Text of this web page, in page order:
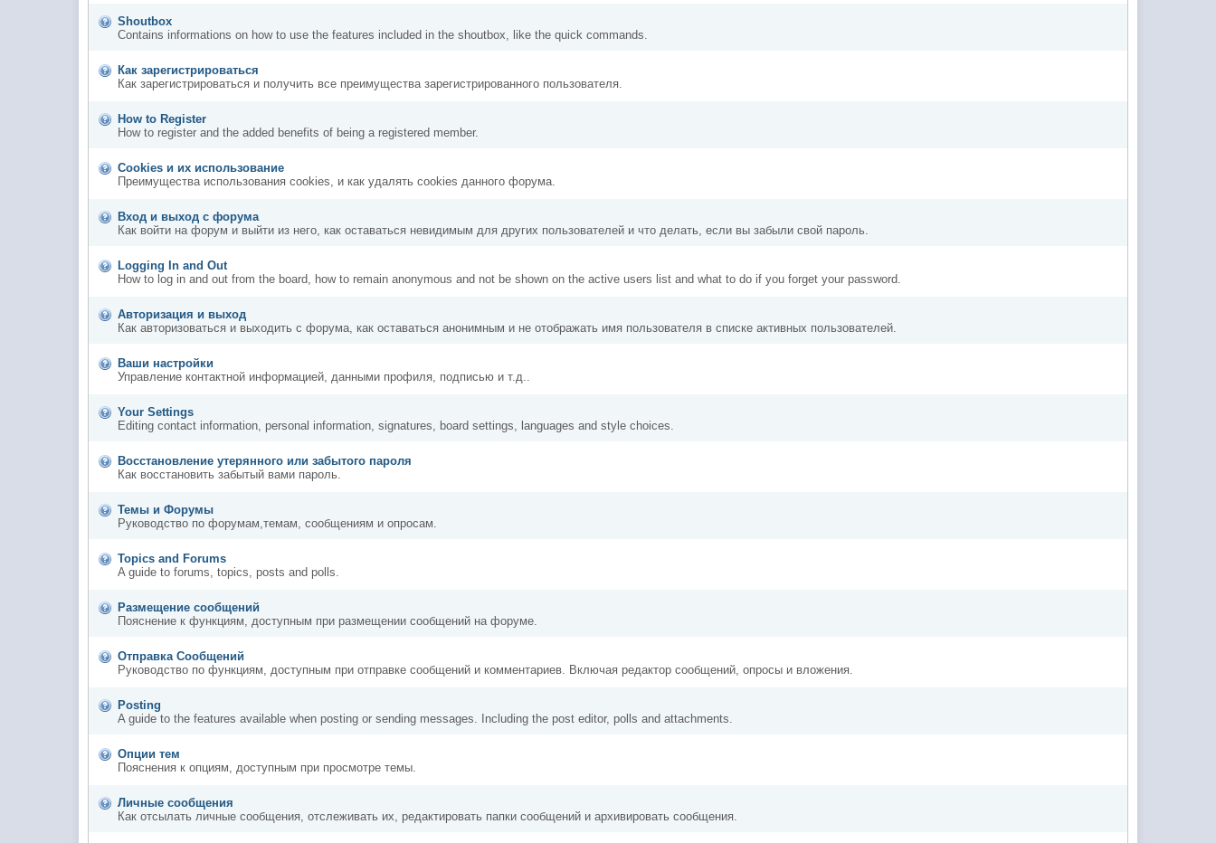
Shoutbox
Contains informations on how to use the features included in the shoutbox, like the quick commands.
Как зарегистрироваться
Как зарегистрироваться и получить все преимущества зарегистрированного пользователя.
How to Register
How to register and the added benefits of being a registered member.
Cookies и их использование
Преимущества использования cookies, и как удалять cookies данного форума.
Вход и выход с форума
Как войти на форум и выйти из него, как оставаться невидимым для других пользователей и что делать, если вы забыли свой пароль.
Logging In and Out
How to log in and out from the board, how to remain anonymous and not be shown on the active users list and what to do if you forget your password.
Авторизация и выход
Как авторизоваться и выходить с форума, как оставаться анонимным и не отображать имя пользователя в списке активных пользователей.
Ваши настройки
Управление контактной информацией, данными профиля, подписью и т.д..
Your Settings
Editing contact information, personal information, signatures, board settings, languages and style choices.
Восстановление утерянного или забытого пароля
Как восстановить забытый вами пароль.
Темы и Форумы
Руководство по форумам,темам, сообщениям и опросам.
Topics and Forums
A guide to forums, topics, posts and polls.
Размещение сообщений
Пояснение к функциям, доступным при размещении сообщений на форуме.
Отправка Сообщений
Руководство по функциям, доступным при отправке сообщений и комментариев. Включая редактор сообщений, опросы и вложения.
Posting
A guide to the features available when posting or sending messages. Including the post editor, polls and attachments.
Опции тем
Пояснения к опциям, доступным при просмотре темы.
Личные сообщения
Как отсылать личные сообщения, отслеживать их, редактировать папки сообщений и архивировать сообщения.